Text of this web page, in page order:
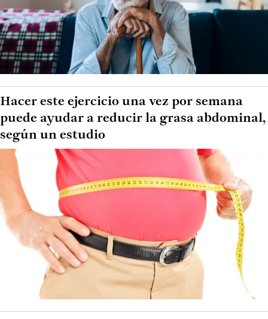
Hacer este ejercicio una vez por semana
puede ayudar a reducir la grasa abdominal,
según un estudio